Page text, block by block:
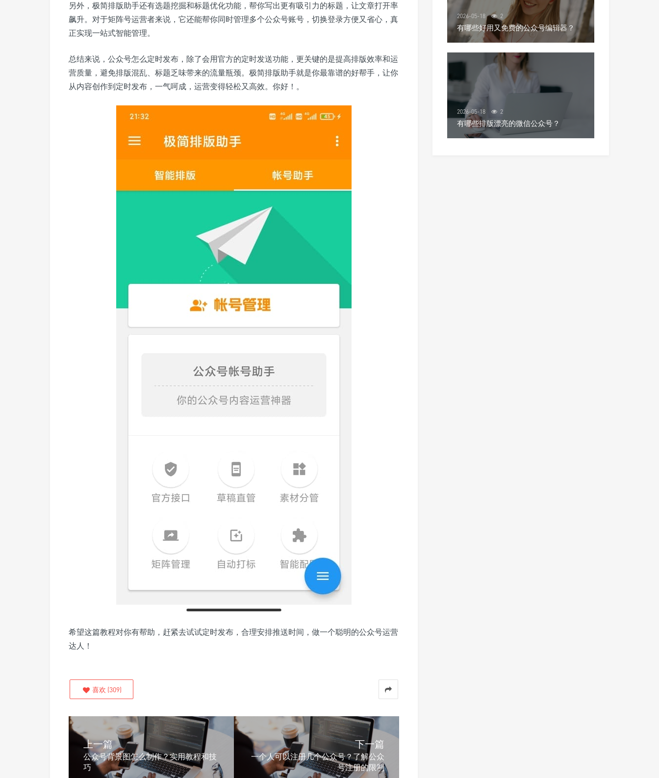
另外，极简排版助手还有选题挖掘和标题优化功能，帮你写出更有吸引力的标题，让文章打开率
飙升。对于矩阵号运营者来说，它还能帮你同时管理多个公众号账号，切换登录方便又省心，真
正实现一站式智能管理。
总结来说，公众号怎么定时发布，除了会用官方的定时发送功能，更关键的是提高排版效率和运
营质量，避免排版混乱、标题乏味带来的流量瓶颈。极简排版助手就是你最靠谱的好帮手，让你
从内容创作到定时发布，一气呵成，运营变得轻松又高效。你好！。
希望这篇教程对你有帮助，赶紧去试试定时发布，合理安排推送时间，做一个聪明的公众号运营
达人！
喜欢 (309)
上一篇
公众号背景图怎么制作？实用教程和技
巧
下一篇
一个人可以注册几个公众号？了解公众
号注册的限制
2026-05-18 2
有哪些好用又免费的公众号编辑器？
2026-05-18 2
有哪些排版漂亮的微信公众号？